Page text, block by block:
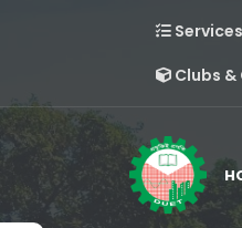
Services
Clubs